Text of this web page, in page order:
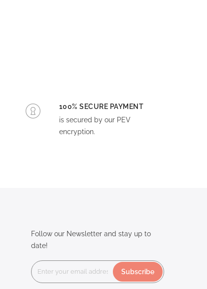
100% SECURE PAYMENT
is secured by our PEV
encryption.
Follow our Newsletter and stay up to
date!
Subscribe